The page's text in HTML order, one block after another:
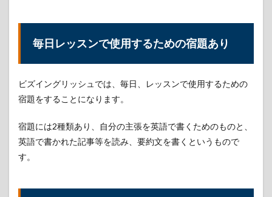
ビジ
で使
い内
容の
能
BizEnglish（ビ
毎日レッスンで使用するための宿題あり
ビズイングリッシュでは、毎日、レッスンで使用するための
宿題をすることになります。
宿題には2種類あり、自分の主張を英語で書くためのものと、
英語で書かれた記事等を読み、要約文を書くというもので
す。